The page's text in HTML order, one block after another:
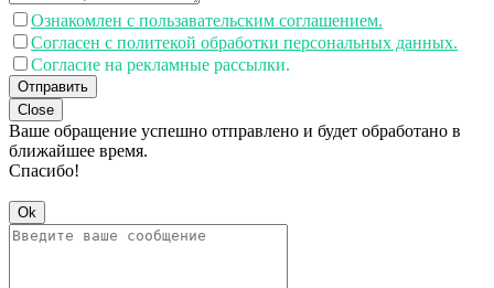
Ознакомлен с пользавательским соглашением.
Согласен с политекой обработки персональных данных.
Согласие на рекламные рассылки.
Отправить
Close
Ваше обращение успешно отправлено и будет обработано в
ближайшее время.
Спасибо!
Ok